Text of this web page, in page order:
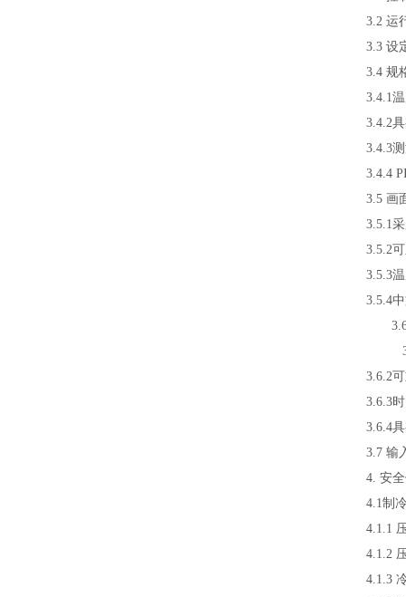
3.2 运
3.3 设
3.4 规
3.4.1
3.4.2
3.4.3
3.4.4
3.5 画
3.5.1
3.5.2
3.5.3
3.5.4
3.6
3.6.2
3.6.3
3.6.4
3.7 输
4. 安
4.1制
4.1.1
4.1.2
4.1.3